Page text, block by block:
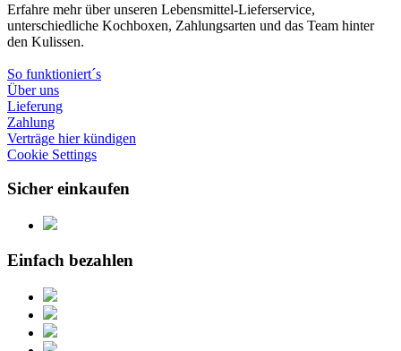
Erfahre mehr über unseren Lebensmittel-Lieferservice,
unterschiedliche Kochboxen, Zahlungsarten und das Team hinter
den Kulissen.
So funktioniert´s
Über uns
Lieferung
Zahlung
Verträge hier kündigen
Cookie Settings
Sicher einkaufen
Einfach bezahlen